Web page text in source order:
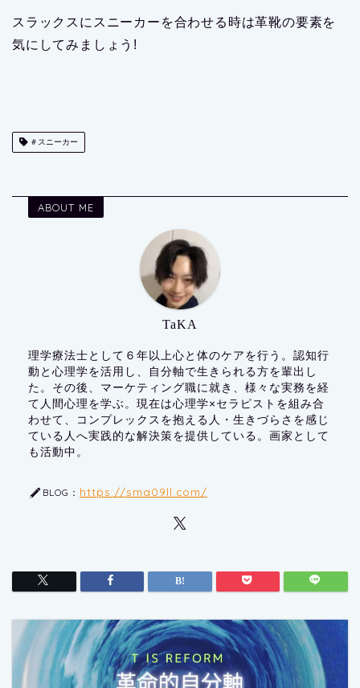
スラックスにスニーカーを合わせる時は革靴の要素を
気にしてみましょう!
＃スニーカー
ABOUT ME
TaKA
理学療法士として６年以上心と体のケアを行う。認知行
動と心理学を活用し、自分軸で生きられる方を輩出し
た。その後、マーケティング職に就き、様々な実務を経
て人間心理を学ぶ。現在は心理学×セラピストを組み合
わせて、コンプレックスを抱える人・生きづらさを感じ
ている人へ実践的な解決策を提供している。画家として
も活動中。
BLOG： https://sma09ll.com/